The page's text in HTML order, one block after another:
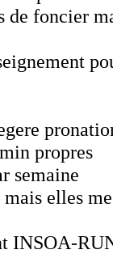
de foncier
propres
semaine
elles
INSOA-